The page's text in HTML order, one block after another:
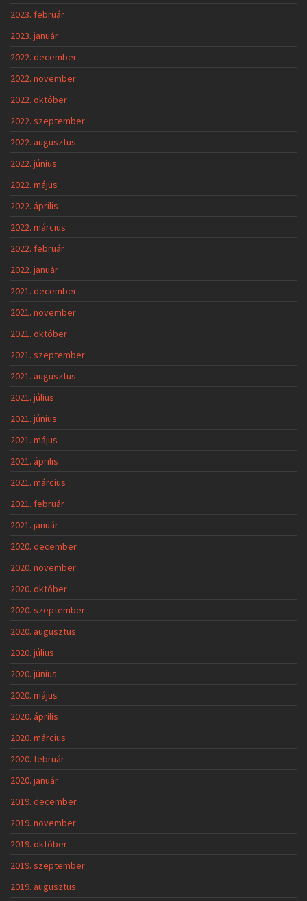
2023. február
2023. január
2022. december
2022. november
2022. október
2022. szeptember
2022. augusztus
2022. június
2022. május
2022. április
2022. március
2022. február
2022. január
2021. december
2021. november
2021. október
2021. szeptember
2021. augusztus
2021. július
2021. június
2021. május
2021. április
2021. március
2021. február
2021. január
2020. december
2020. november
2020. október
2020. szeptember
2020. augusztus
2020. július
2020. június
2020. május
2020. április
2020. március
2020. február
2020. január
2019. december
2019. november
2019. október
2019. szeptember
2019. augusztus